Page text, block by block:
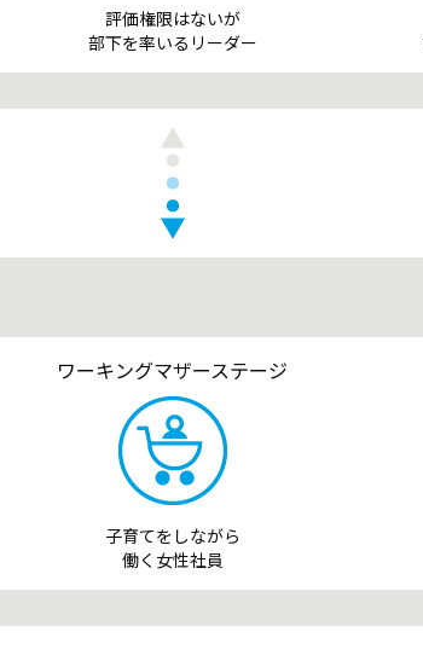
評価権限はないが
部下を率いるリーダー
ワーキングマザーステージ
子育てをしながら
働く女性社員